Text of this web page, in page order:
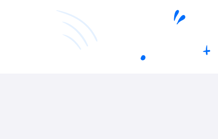
Bac général
Dates des salons, JPO,